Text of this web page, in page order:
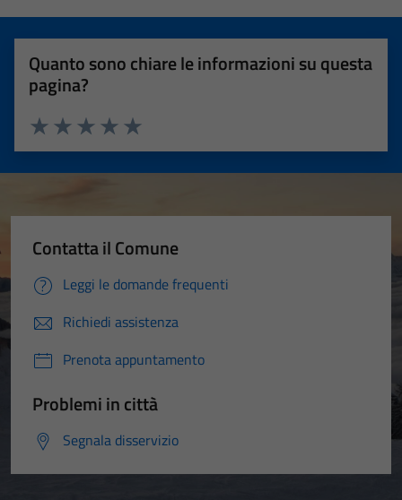
Quanto sono chiare le informazioni su questa
pagina?
Valuta 5 stelle su 5
Valuta 4 stelle su 5
Valuta 3 stelle su 5
Valuta 2 stelle su 5
Valuta 1 stelle su 5
Contatta il Comune
Leggi le domande frequenti
Richiedi assistenza
Prenota appuntamento
Problemi in città
Segnala disservizio